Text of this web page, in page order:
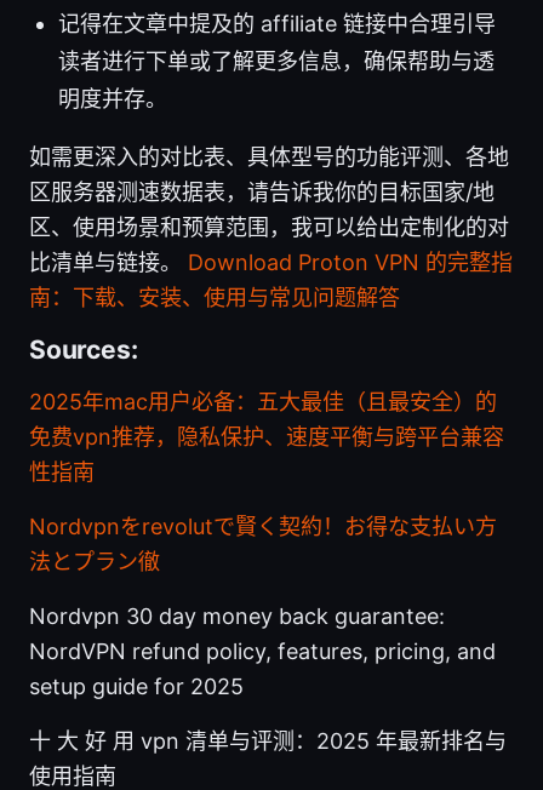
记得在文章中提及的 affiliate 链接中合理引导
读者进行下单或了解更多信息，确保帮助与透
明度并存。
如需更深入的对比表、具体型号的功能评测、各地
区服务器测速数据表，请告诉我你的目标国家/地
区、使用场景和预算范围，我可以给出定制化的对
比清单与链接。 Download Proton VPN 的完整指
南：下载、安装、使用与常见问题解答
Sources:
2025年mac用户必备：五大最佳（且最安全）的
免费vpn推荐，隐私保护、速度平衡与跨平台兼容
性指南
Nordvpnをrevolutで賢く契約！お得な支払い方
法とプラン徹
Nordvpn 30 day money back guarantee:
NordVPN refund policy, features, pricing, and
setup guide for 2025
十 大 好 用 vpn 清单与评测：2025 年最新排名与
使用指南